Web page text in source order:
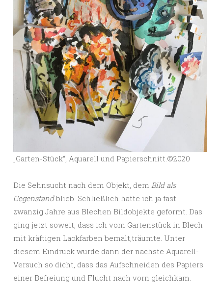
„Garten-Stück“, Aquarell und Papierschnitt.©️2020
Die Sehnsucht nach dem Objekt, dem Bild als
Gegenstandblieb. Schließlich hatte ich ja fast
zwanzig Jahre aus Blechen Bildobjekte geformt. Das
ging jetzt soweit, dass ich vom Gartenstück in Blech
mit kräftigen Lackfarben bemalt,träumte. Unter
diesem Eindruck wurde dann der nächste Aquarell-
Versuch so dicht, dass das Aufschneiden des Papiers
einer Befreiung und Flucht nach vorn gleichkam.